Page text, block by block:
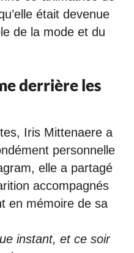
était devenue
de la mode et du
derrière les
Iris Mittenaere a
personnelle
elle a partagé
accompagnés
en mémoire de sa
instant, et ce soir